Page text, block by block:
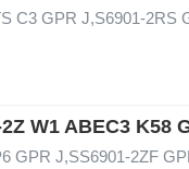
C3 GPR J,S6901-2RS
W1 ABEC3 K58
GPR J,SS6901-2ZF